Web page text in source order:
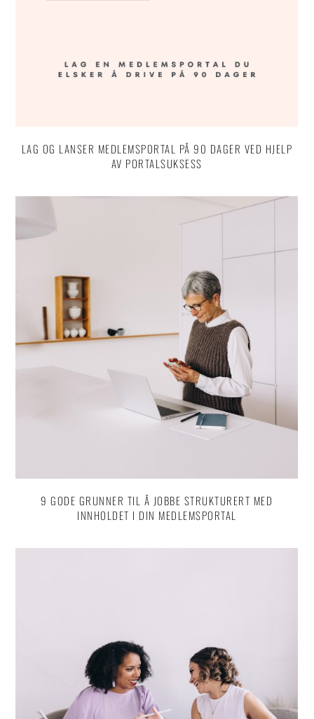
LAG OG LANSER MEDLEMSPORTAL PÅ 90 DAGER VED HJELP
AV PORTALSUKSESS
9 GODE GRUNNER TIL Å JOBBE STRUKTURERT MED
INNHOLDET I DIN MEDLEMSPORTAL